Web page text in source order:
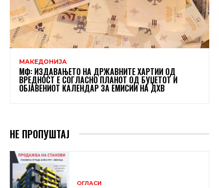
МАКЕДОНИЈА
МФ: ИЗДАВАЊЕТО НА ДРЖАВНИТЕ ХАРТИИ ОД
ВРЕДНОСТ Е СОГЛАСНО ПЛАНОТ ОД БУЏЕТОТ И
ОБЈАВЕНИОТ КАЛЕНДАР ЗА ЕМИСИИ НА ДХВ
НЕ ПРОПУШТАЈ
ОГЛАСИ